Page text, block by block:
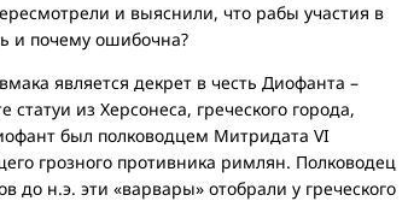
и выяснили, что рабы участия в
и почему ошибочна?
является декрет в честь Диофанта –
из Херсонеса, греческого города,
был полководцем Митридата VI
грозного противника римлян. Полководец
до н.э. эти «варвары» отобрали у греческого